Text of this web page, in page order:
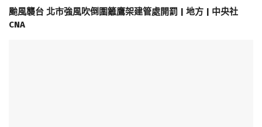
颱風襲台 北市強風吹倒圍籬鷹架建管處開罰 | 地方 | 中央社
CNA